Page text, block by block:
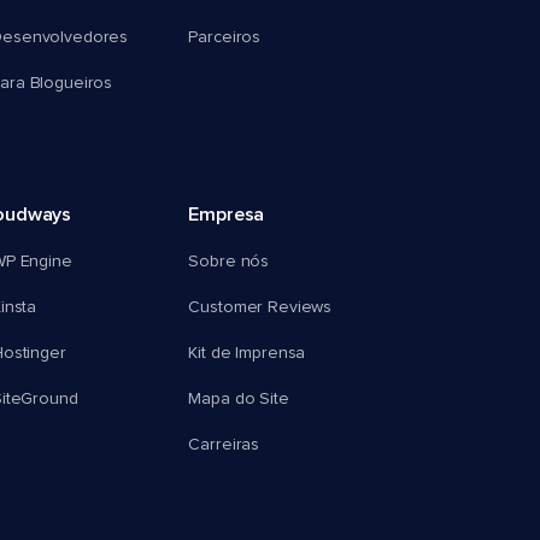
Blogueiros
Parceiros
Engine
Empresa
Sobre nós
Customer Reviews
Kit de Imprensa
Mapa do Site
Carreiras